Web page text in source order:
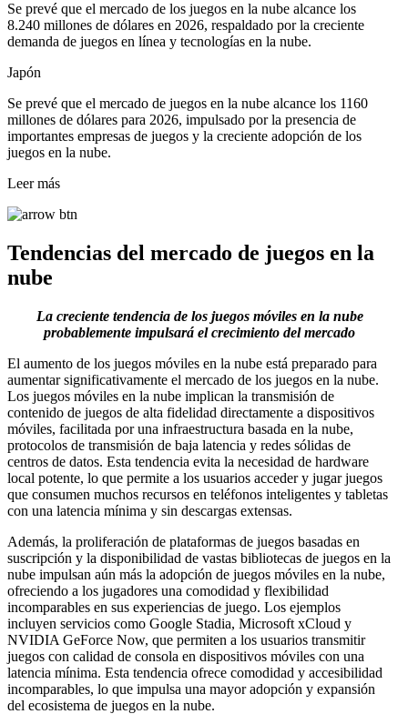
Se prevé que el mercado de los juegos en la nube alcance los
8.240 millones de dólares en 2026, respaldado por la creciente
demanda de juegos en línea y tecnologías en la nube.
Japón
Se prevé que el mercado de juegos en la nube alcance los 1160
millones de dólares para 2026, impulsado por la presencia de
importantes empresas de juegos y la creciente adopción de los
juegos en la nube.
Leer más
Tendencias del mercado de juegos en la
nube
La creciente tendencia de los juegos móviles en la nube
probablemente impulsará el crecimiento del mercado
El aumento de los juegos móviles en la nube está preparado para
aumentar significativamente el mercado de los juegos en la nube.
Los juegos móviles en la nube implican la transmisión de
contenido de juegos de alta fidelidad directamente a dispositivos
móviles, facilitada por una infraestructura basada en la nube,
protocolos de transmisión de baja latencia y redes sólidas de
centros de datos. Esta tendencia evita la necesidad de hardware
local potente, lo que permite a los usuarios acceder y jugar juegos
que consumen muchos recursos en teléfonos inteligentes y tabletas
con una latencia mínima y sin descargas extensas.
Además, la proliferación de plataformas de juegos basadas en
suscripción y la disponibilidad de vastas bibliotecas de juegos en la
nube impulsan aún más la adopción de juegos móviles en la nube,
ofreciendo a los jugadores una comodidad y flexibilidad
incomparables en sus experiencias de juego. Los ejemplos
incluyen servicios como Google Stadia, Microsoft xCloud y
NVIDIA GeForce Now, que permiten a los usuarios transmitir
juegos con calidad de consola en dispositivos móviles con una
latencia mínima. Esta tendencia ofrece comodidad y accesibilidad
incomparables, lo que impulsa una mayor adopción y expansión
del ecosistema de juegos en la nube.